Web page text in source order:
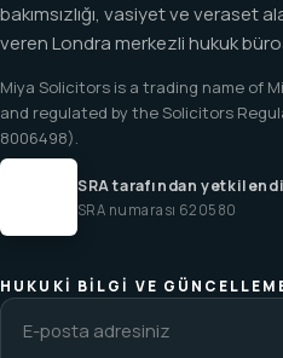
bakımsızlığı, vasiyet ve veraset
veren Londra merkezli hukuk
Miya Solicitors is a trading name of
and regulated by the Solicitors
8006498).
SRA tarafından
SRA numarası 620580
HUKUKI BILGI VE